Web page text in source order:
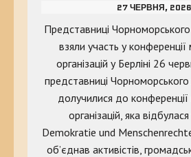
27 ЧЕРВНЯ, 2026
Представниці
взяли участь у конференції
організацій у Берліні 26
представниці
долучилися до конференції
організацій, яка
Demokratie und Menschenrechte
об’єднав активістів,